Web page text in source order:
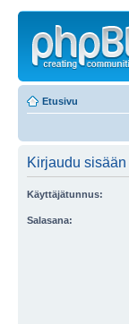
Etusivu
Kirjaudu
Käyttäjätunnus:
Salasana: